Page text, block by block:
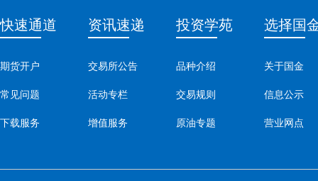
快速通道
期货开户
常见问题
下载服务
资讯速递
交易所公告
活动专栏
增值服务
投资学苑
品种介绍
交易规则
原油专题
选择国
关于国金
信息公示
营业网点